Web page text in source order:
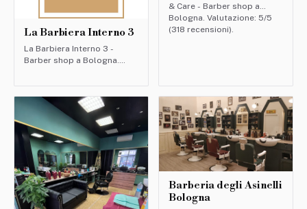
La Barbiera Interno 3
La Barbiera Interno 3 -
Barber shop a Bologna.
& Care - Barber shop a
Bologna. Valutazione: 5/5
(318 recensioni).
Barberia degli Asinelli
Bologna